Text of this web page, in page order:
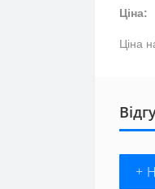
Ціна:
Ціна
+